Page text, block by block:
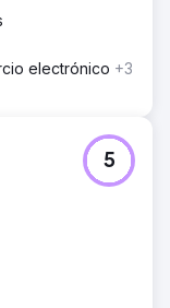
electrónico +3
5